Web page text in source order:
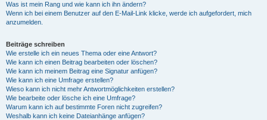
Was ist mein Rang und wie kann ich ihn ändern?
Wenn ich bei einem Benutzer auf den E-Mail-Link klicke, werde ich aufgefordert, mich
anzumelden.
Beiträge schreiben
Wie erstelle ich ein neues Thema oder eine Antwort?
Wie kann ich einen Beitrag bearbeiten oder löschen?
Wie kann ich meinem Beitrag eine Signatur anfügen?
Wie kann ich eine Umfrage erstellen?
Wieso kann ich nicht mehr Antwortmöglichkeiten erstellen?
Wie bearbeite oder lösche ich eine Umfrage?
Warum kann ich auf bestimmte Foren nicht zugreifen?
Weshalb kann ich keine Dateianhänge anfügen?